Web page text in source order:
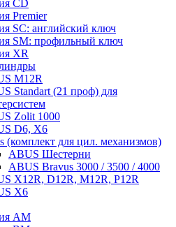
CD
Premier
SC: английский ключ
SM: профильный ключ
XR
M12R
Standart (21 проф) для
Zolit 1000
D6, X6
(комплект для цил. механизмов)
ABUS Шестерни
ABUS Bravus 3000 / 3500 / 4000
X12R, D12R, M12R, P12R
X6
AM